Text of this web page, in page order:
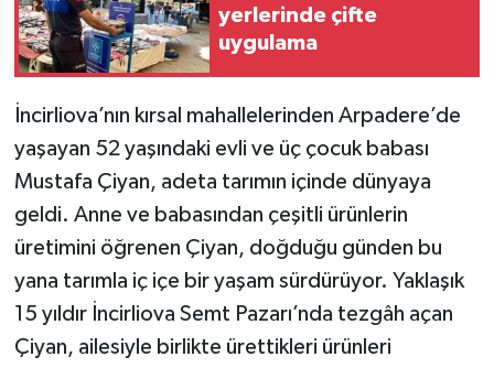
yerlerinde çifte
uygulama
İncirliova’nın kırsal mahallelerinden Arpadere’de
yaşayan 52 yaşındaki evli ve üç çocuk babası
Mustafa Çiyan, adeta tarımın içinde dünyaya
geldi. Anne ve babasından çeşitli ürünlerin
üretimini öğrenen Çiyan, doğduğu günden bu
yana tarımla iç içe bir yaşam sürdürüyor. Yaklaşık
15 yıldır İncirliova Semt Pazarı’nda tezgâh açan
Çiyan, ailesiyle birlikte ürettikleri ürünleri